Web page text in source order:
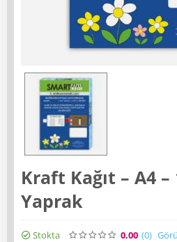
Kraft Kağıt – A4 –
Yaprak
Stokta 0.00 (0)